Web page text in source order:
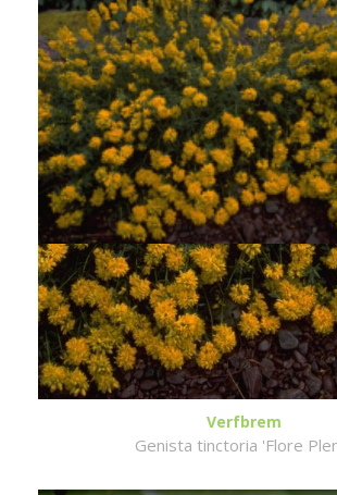
Verfbrem
Genista tinctoria 'Flore